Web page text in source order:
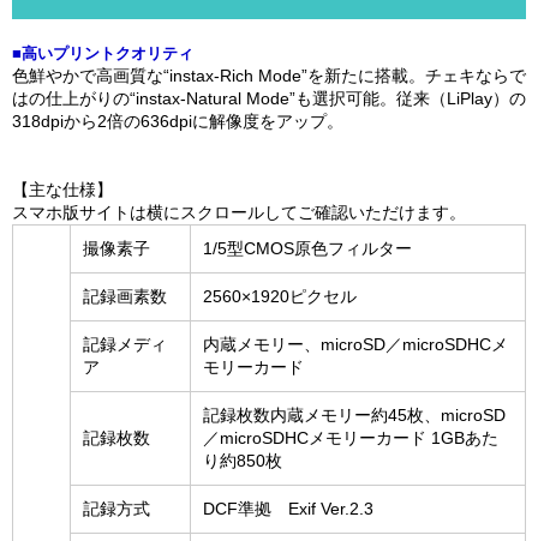
■高いプリントクオリティ
色鮮やかで高画質な“instax-Rich Mode”を新たに搭載。チェキならで
はの仕上がりの“instax-Natural Mode”も選択可能。従来（LiPlay）の
318dpiから2倍の636dpiに解像度をアップ。
【主な仕様】
スマホ版サイトは横にスクロールしてご確認いただけます。
撮像素子 1/5型CMOS原色フィルター
記録画素数 2560×1920ピクセル
記録メディ
ア
内蔵メモリー、microSD／microSDHCメ
モリーカード
記録枚数
記録枚数内蔵メモリー約45枚、microSD
／microSDHCメモリーカード 1GBあた
り約850枚
記録方式 DCF準拠 Exif Ver.2.3